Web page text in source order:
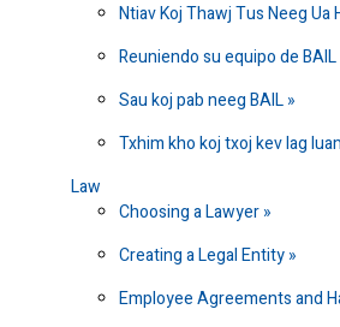
Ntiav Koj Thawj Tus Neeg Ua
Reuniendo su equipo de BAIL
Sau koj pab neeg BAIL
Txhim kho koj txoj kev lag
Law
Choosing a Lawyer
Creating a Legal Entity
Employee Agreements and